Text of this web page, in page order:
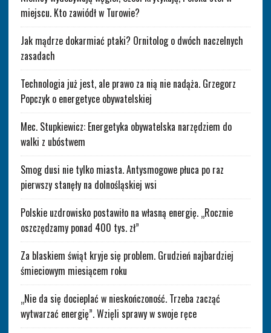
miejscu. Kto zawiódł w Turowie?
Jak mądrze dokarmiać ptaki? Ornitolog o dwóch naczelnych
zasadach
Technologia już jest, ale prawo za nią nie nadąża. Grzegorz
Popczyk o energetyce obywatelskiej
Mec. Stupkiewicz: Energetyka obywatelska narzędziem do
walki z ubóstwem
Smog dusi nie tylko miasta. Antysmogowe płuca po raz
pierwszy stanęły na dolnośląskiej wsi
Polskie uzdrowisko postawiło na własną energię. „Rocznie
oszczędzamy ponad 400 tys. zł”
Za blaskiem świąt kryje się problem. Grudzień najbardziej
śmieciowym miesiącem roku
„Nie da się docieplać w nieskończoność. Trzeba zacząć
wytwarzać energię”. Wzięli sprawy w swoje ręce